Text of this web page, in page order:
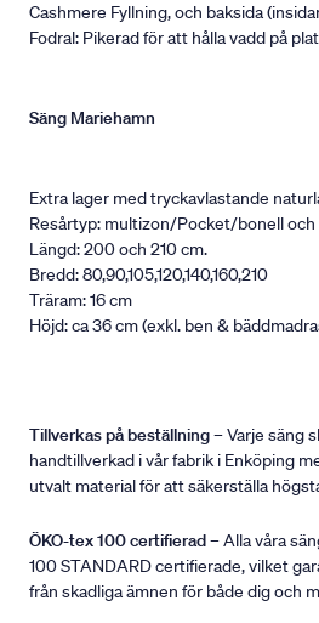
Cashmere Fyllning, och baksida
Fodral: Pikerad för att hålla vadd på
Säng Mariehamn
Extra lager med tryckavlastande
Resårtyp: multizon/Pocket/bonell
Längd: 200 och 210 cm.
Bredd: 80,90,105,120,140,160,210
Träram: 16 cm
Höjd: ca 36 cm (exkl. ben &
Tillverkas på beställning– Varje säng
handtillverkad i vår fabrik i Enköping
utvalt material för att säkerställa
ÖKO-tex 100 certifierad– Alla våra
100 STANDARD certifierade, vilket
från skadliga ämnen för både dig och